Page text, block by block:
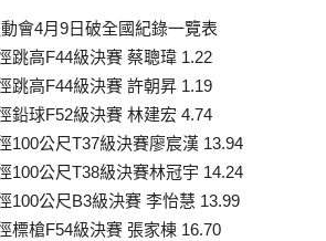
會4月9日破全國紀錄一覽表
跳高F44級決賽 蔡聰瑋 1.22
跳高F44級決賽 許朝昇 1.19
鉛球F52級決賽 林建宏 4.74
100公尺T37級決賽廖宸漢 13.94
100公尺T38級決賽林冠宇 14.24
100公尺B3級決賽 李怡慧 13.99
標槍F54級決賽 張家棟 16.70